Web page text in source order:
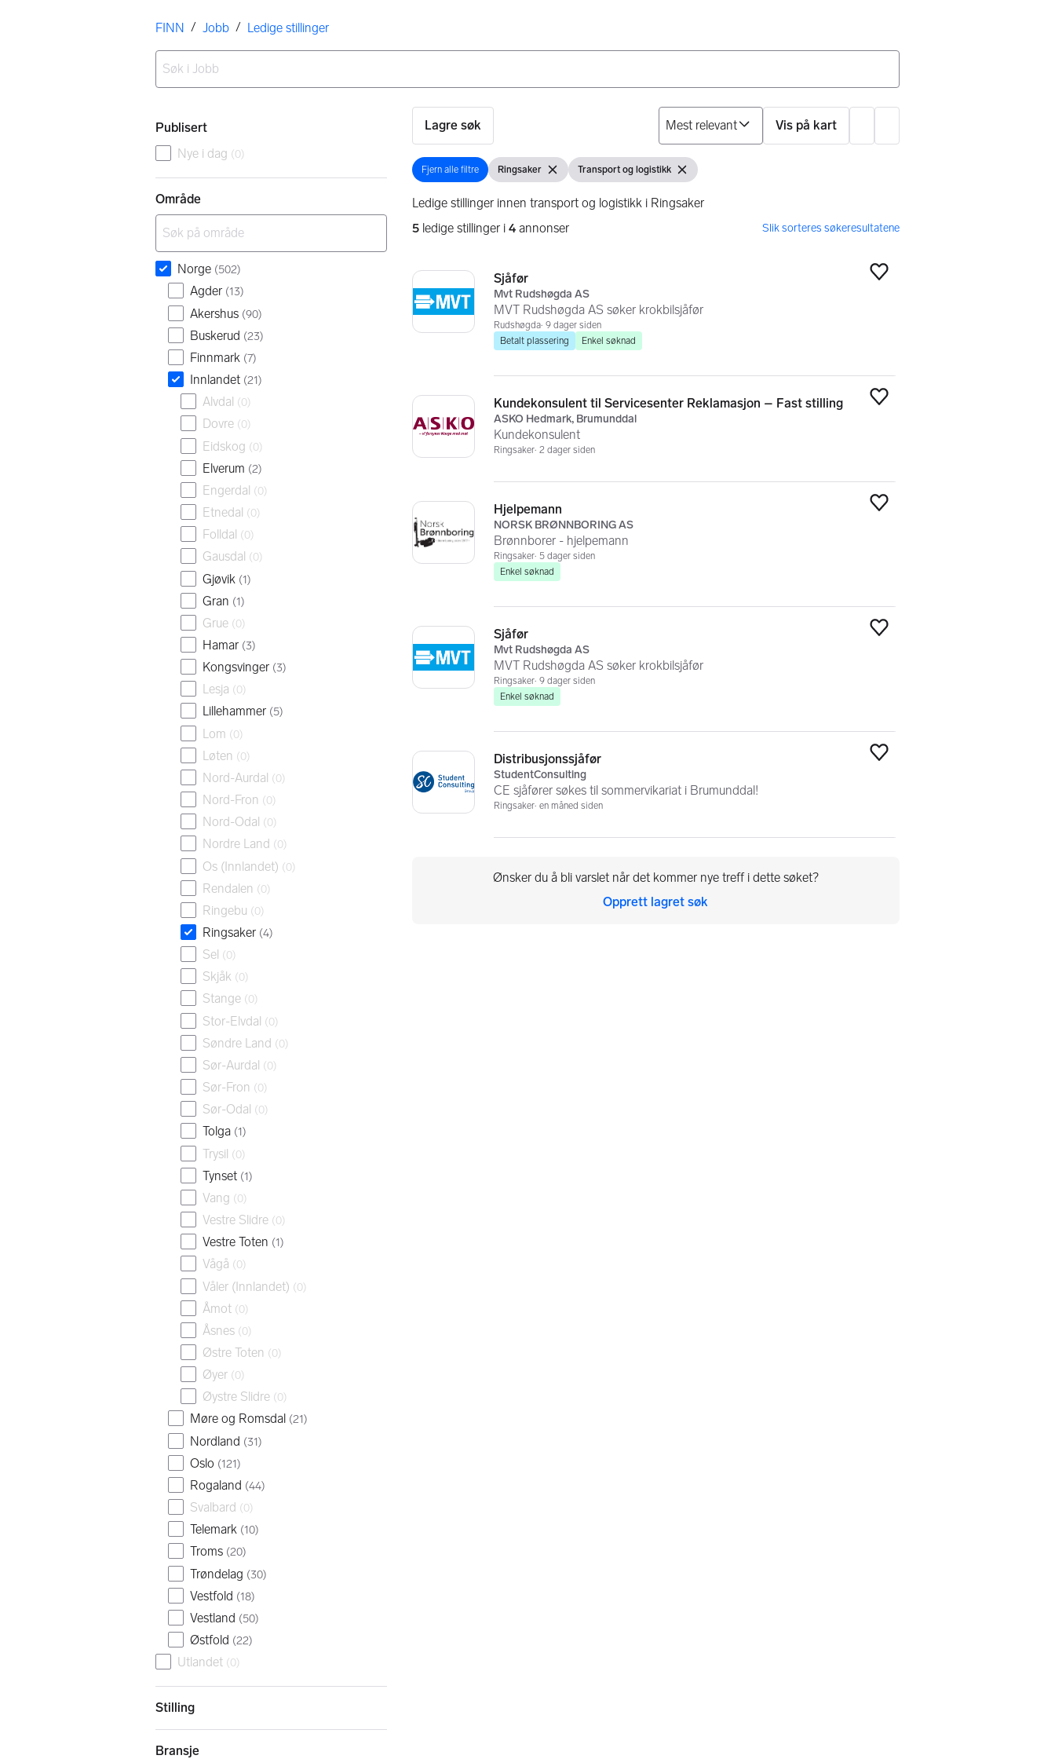
Her er du
FINN / Jobb / Ledige stillinger
Filtre
Publisert
Nye i dag (0)
Område
Norge (502)
Agder (13)
Akershus (90)
Buskerud (23)
Finnmark (7)
Innlandet (21)
Alvdal (0)
Dovre (0)
Eidskog (0)
Elverum (2)
Engerdal (0)
Etnedal (0)
Folldal (0)
Gausdal (0)
Gjøvik (1)
Gran (1)
Grue (0)
Hamar (3)
Kongsvinger (3)
Lesja (0)
Lillehammer (5)
Lom (0)
Løten (0)
Nord-Aurdal (0)
Nord-Fron (0)
Nord-Odal (0)
Nordre Land (0)
Os (Innlandet) (0)
Rendalen (0)
Ringebu (0)
Ringsaker (4)
Sel (0)
Skjåk (0)
Stange (0)
Stor-Elvdal (0)
Søndre Land (0)
Sør-Aurdal (0)
Sør-Fron (0)
Sør-Odal (0)
Tolga (1)
Trysil (0)
Tynset (1)
Vang (0)
Vestre Slidre (0)
Vestre Toten (1)
Vågå (0)
Våler (Innlandet) (0)
Åmot (0)
Åsnes (0)
Østre Toten (0)
Øyer (0)
Øystre Slidre (0)
Møre og Romsdal (21)
Nordland (31)
Oslo (121)
Rogaland (44)
Svalbard (0)
Telemark (10)
Troms (20)
Trøndelag (30)
Vestfold (18)
Vestland (50)
Østfold (22)
Utlandet (0)
Stilling
Bransje
Lagre søk
Sorter på
Vis på kart
Fjern alle filtre
Fjern alle filtre Vis filter
Ringsaker Fjern filterVis filter
Transport og logistikk Fjern filter
Ledige stillinger innen transport og logistikk i Ringsaker
5ledige stillinger i 4annonser
Søkeresultater
Sjåfør
Mvt Rudshøgda AS
MVT Rudshøgda AS søker krokbilsjåfør
Rudshøgda 9 dager siden
Betalt plassering
Enkel søknad
Kundekonsulent til Servicesenter Reklamasjon – Fast stilling
ASKO Hedmark, Brumunddal
Kundekonsulent
Ringsaker 2 dager siden
Hjelpemann
NORSK BRØNNBORING AS
Brønnborer - hjelpemann
Ringsaker 5 dager siden
Enkel søknad
Sjåfør
Mvt Rudshøgda AS
MVT Rudshøgda AS søker krokbilsjåfør
Ringsaker 9 dager siden
Enkel søknad
Distribusjonssjåfør
StudentConsulting
CE sjåfører søkes til sommervikariat i Brumunddal!
Ringsaker en måned siden
Ønsker du å bli varslet når det kommer nye treff i dette søket?
Opprett lagret søk